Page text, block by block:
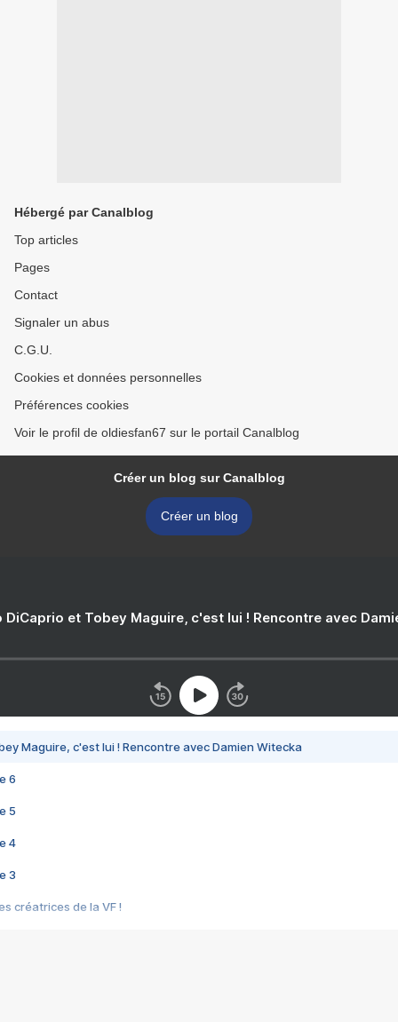
Hébergé par Canalblog
Top articles
Pages
Contact
Signaler un abus
C.G.U.
Cookies et données personnelles
Préférences cookies
Voir le profil de oldiesfan67 sur le portail Canalblog
Créer un blog sur Canalblog
Créer un blog
DiCaprio et Tobey Maguire, c'est lui ! Rencontre avec
Maguire, c'est lui ! Rencontre avec Damien Witecka
6
5
4
3
créatrices de la VF !